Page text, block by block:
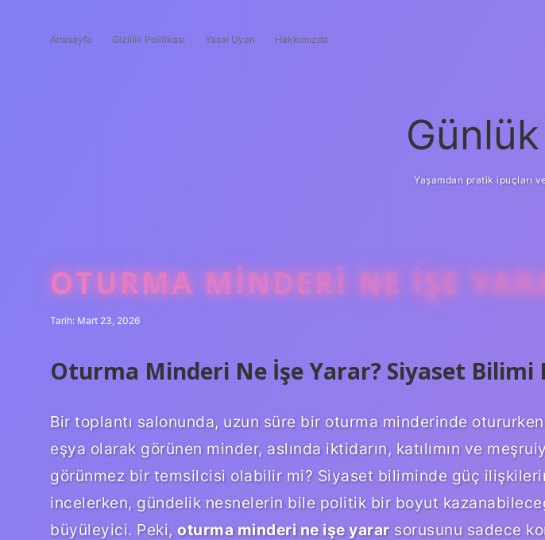
Anasayfa Gizlilik Politikası Yasal Uyarı Hakkımızda
Yaşamdan pratik ipuçları
OTURMA MINDERI NE IŞE
Tarih: Mart 23, 2026
Oturma Minderi Ne İşe Yarar? Siyaset
Bir toplantı salonunda, uzun süre bir oturma minderinde
eşya olarak görünen minder, aslında iktidarın, katılımın ve
görünmez bir temsilcisi olabilir mi? Siyaset biliminde güç
incelerken, gündelik nesnelerin bile politik bir boyut
büyüleyici. Peki, oturma minderi ne işe yararsorusunu sadece